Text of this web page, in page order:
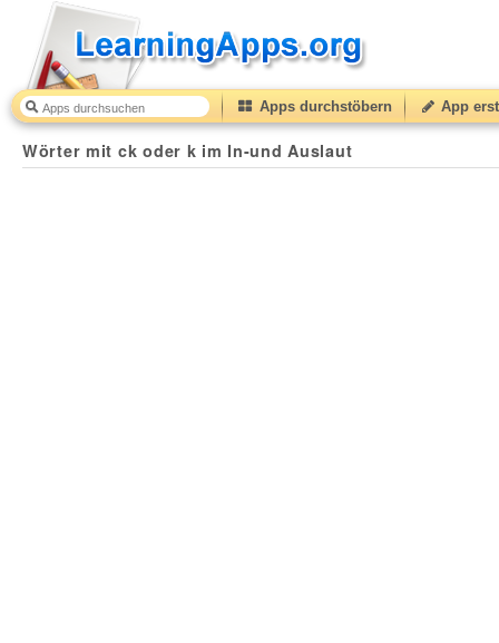
Apps durchstöbern App
Wörter mit ck oder k im In-und Auslaut